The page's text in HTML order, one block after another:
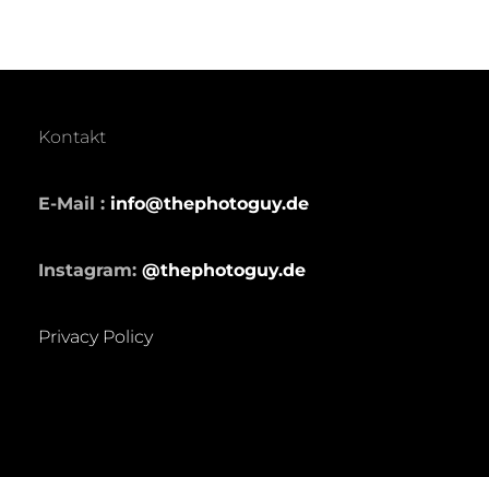
Kontakt
E-Mail : info@thephotoguy.de
Instagram: @thephotoguy.de
Privacy Policy